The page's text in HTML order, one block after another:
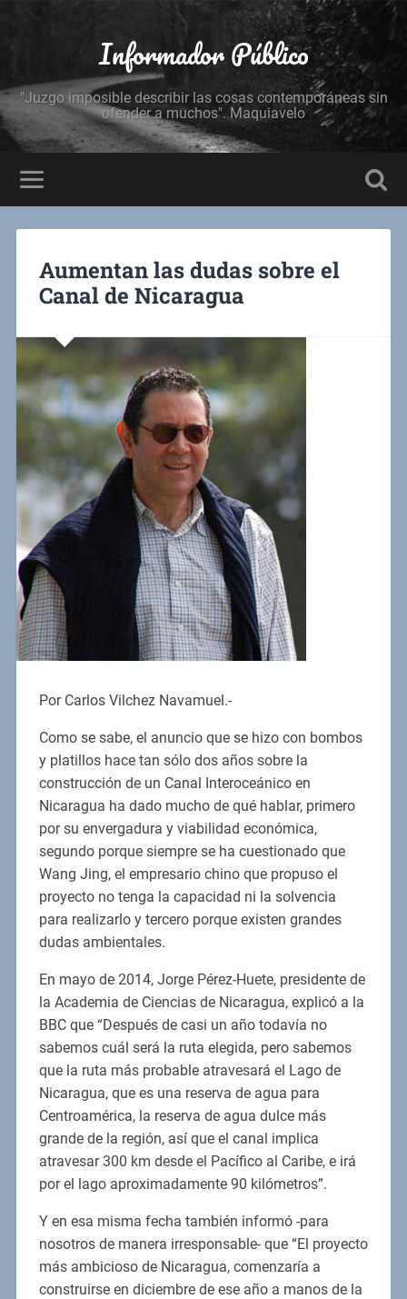
Informador Público
"Juzgo imposible describir las cosas contemporáneas sin
ofender a muchos". Maquiavelo
Aumentan las dudas sobre el
Canal de Nicaragua
Por Carlos Vilchez Navamuel.-
Como se sabe, el anuncio que se hizo con bombos
y platillos hace tan sólo dos años sobre la
construcción de un Canal Interoceánico en
Nicaragua ha dado mucho de qué hablar, primero
por su envergadura y viabilidad económica,
segundo porque siempre se ha cuestionado que
Wang Jing, el empresario chino que propuso el
proyecto no tenga la capacidad ni la solvencia
para realizarlo y tercero porque existen grandes
dudas ambientales.
En mayo de 2014, Jorge Pérez-Huete, presidente de
la Academia de Ciencias de Nicaragua, explicó a la
BBC que “Después de casi un año todavía no
sabemos cuál será la ruta elegida, pero sabemos
que la ruta más probable atravesará el Lago de
Nicaragua, que es una reserva de agua para
Centroamérica, la reserva de agua dulce más
grande de la región, así que el canal implica
atravesar 300 km desde el Pacífico al Caribe, e irá
por el lago aproximadamente 90 kilómetros”.
Y en esa misma fecha también informó -para
nosotros de manera irresponsable- que “El proyecto
más ambicioso de Nicaragua, comenzaría a
construirse en diciembre de ese año a manos de la